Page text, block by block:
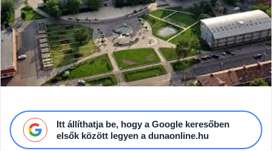
Itt állíthatja be, hogy a Google keresőben
elsők között legyen a dunaonline.hu